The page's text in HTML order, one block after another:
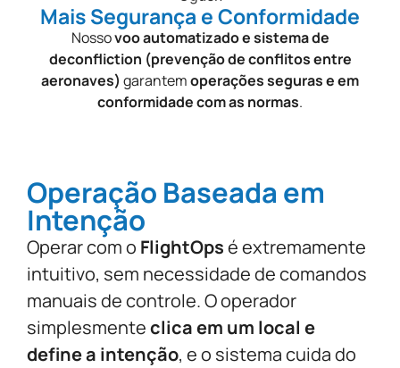
Mais Segurança e Conformidade​
Nossovoo automatizado e sistema de
deconfliction (prevenção de conflitos entre
aeronaves) garantemoperações seguras e em
conformidade com as normas.
Operação Baseada em
Intenção
Operar com o FlightOpsé extremamente
intuitivo, sem necessidade de comandos
manuais de controle. O operador
simplesmenteclica em um local e
define a intenção, e o sistema cuida do